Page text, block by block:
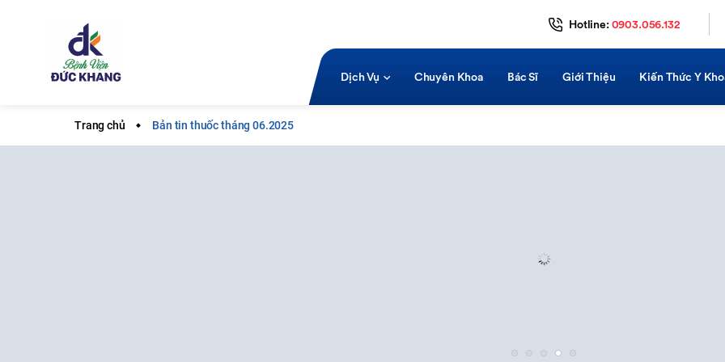
Trang chủ Bản tin thuốc tháng 06.2025
Hotline:0903.056.132
Dịch Vụ Chuyên Khoa Bác Sĩ Giới Thiệu Kiến Thức Y